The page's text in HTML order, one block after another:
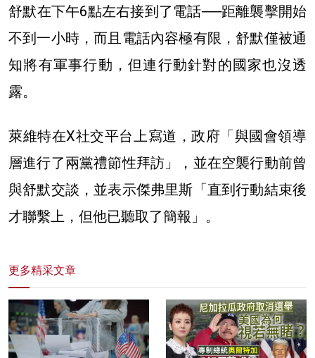
舒默在下午6點左右接到了電話──距離襲擊開始
不到一小時，而且電話內容極有限，舒默僅被通
知將有軍事行動，但連行動針對的國家也沒透
露。
萊維特在X社交平台上寫道，政府「與國會領導
層進行了兩黨禮節性拜訪」，並在空襲行動前曾
與舒默交談，並表示傑弗里斯「直到行動結束後
才聯繫上，但他已聽取了簡報」。
更多精采文章